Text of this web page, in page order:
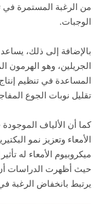
من الرغبة المستمرة في
الوجبات.
بالإضافة إلى ذلك،
الجريلين، وهو
المساعدة في تنظيم
تقليل نوبات الجوع
كما أن الألياف
الأمعاء وتعزيز نمو
ميكروبيوم الأمعاء له
حيث أظهرت الدراسات أن
يرتبط بانخفاض الرغبة